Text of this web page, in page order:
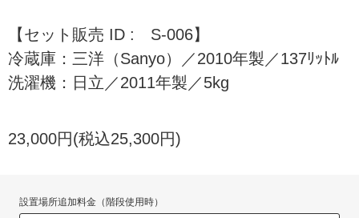
【セット販売 ID : S-006】
冷蔵庫：三洋（Sanyo）／2010年製／137ﾘｯﾄﾙ
洗濯機：日立／2011年製／5kg
23,000円(税込25,300円)
設置場所追加料金（階段使用時）